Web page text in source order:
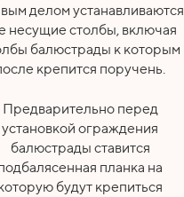
делом устанавливаются
несущие столбы, включая
балюстрады к которым
крепится поручень.
Предварительно перед
установкой ограждения
балюстрады ставится
планка на
будут крепиться